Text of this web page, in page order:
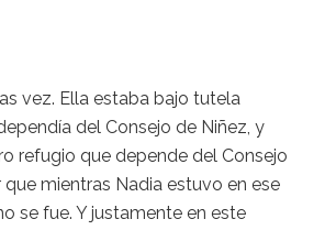
vez. Ella estaba bajo tutela
del Consejo de Niñez, y
refugio que depende del Consejo
mientras Nadia estuvo en ese
se fue. Y justamente en este